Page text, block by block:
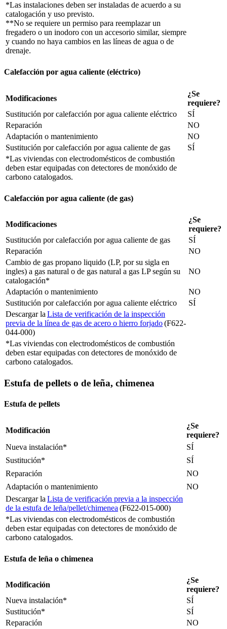
*Las instalaciones deben ser instaladas de acuerdo a su
catalogación y uso previsto.
**No se requiere un permiso para reemplazar un
fregadero o un inodoro con un accesorio similar, siempre
y cuando no haya cambios en las líneas de agua o de
drenaje.
Calefacción por agua caliente (eléctrico)
Modificaciones
¿Se
requiere?
Sustitución por calefacción por agua caliente eléctrico
SÍ
Reparación
NO
Adaptación o mantenimiento
NO
Sustitución por calefacción por agua caliente de gas
SÍ
*Las viviendas con electrodomésticos de combustión
deben estar equipadas con detectores de monóxido de
carbono catalogados.
Calefacción por agua caliente (de gas)
Modificaciones
¿Se
requiere?
Sustitución por calefacción por agua caliente de gas
SÍ
Reparación
NO
Cambio de gas propano liquido (LP, por su sigla en
ingles) a gas natural o de gas natural a gas LP según su
catalogación*
NO
Adaptación o mantenimiento
NO
Sustitución por calefacción por agua caliente eléctrico
SÍ
Descargar la Lista de verificación de la inspección
previa de la línea de gas de acero o hierro forjado(F622-
044-000)
*Las viviendas con electrodomésticos de combustión
deben estar equipadas con detectores de monóxido de
carbono catalogados.
Estufa de pellets o de leña, chimenea
Estufa de pellets
Modificación
¿Se
requiere?
Nueva instalación*
SÍ
Sustitución*
SÍ
Reparación
NO
Adaptación o mantenimiento
NO
Descargar la Lista de verificación previa a la inspección
de la estufa de leña/pellet/chimenea (F622-015-000)
*Las viviendas con electrodomésticos de combustión
deben estar equipadas con detectores de monóxido de
carbono catalogados.
Estufa de leña o chimenea
Modificación
¿Se
requiere?
Nueva instalación*
SÍ
Sustitución*
SÍ
Reparación
NO